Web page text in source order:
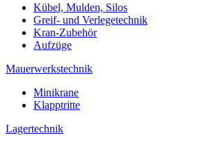
Kübel, Mulden, Silos
Greif- und Verlegetechnik
Kran-Zubehör
Aufzüge
Mauerwerkstechnik
Minikrane
Klapptritte
Lagertechnik